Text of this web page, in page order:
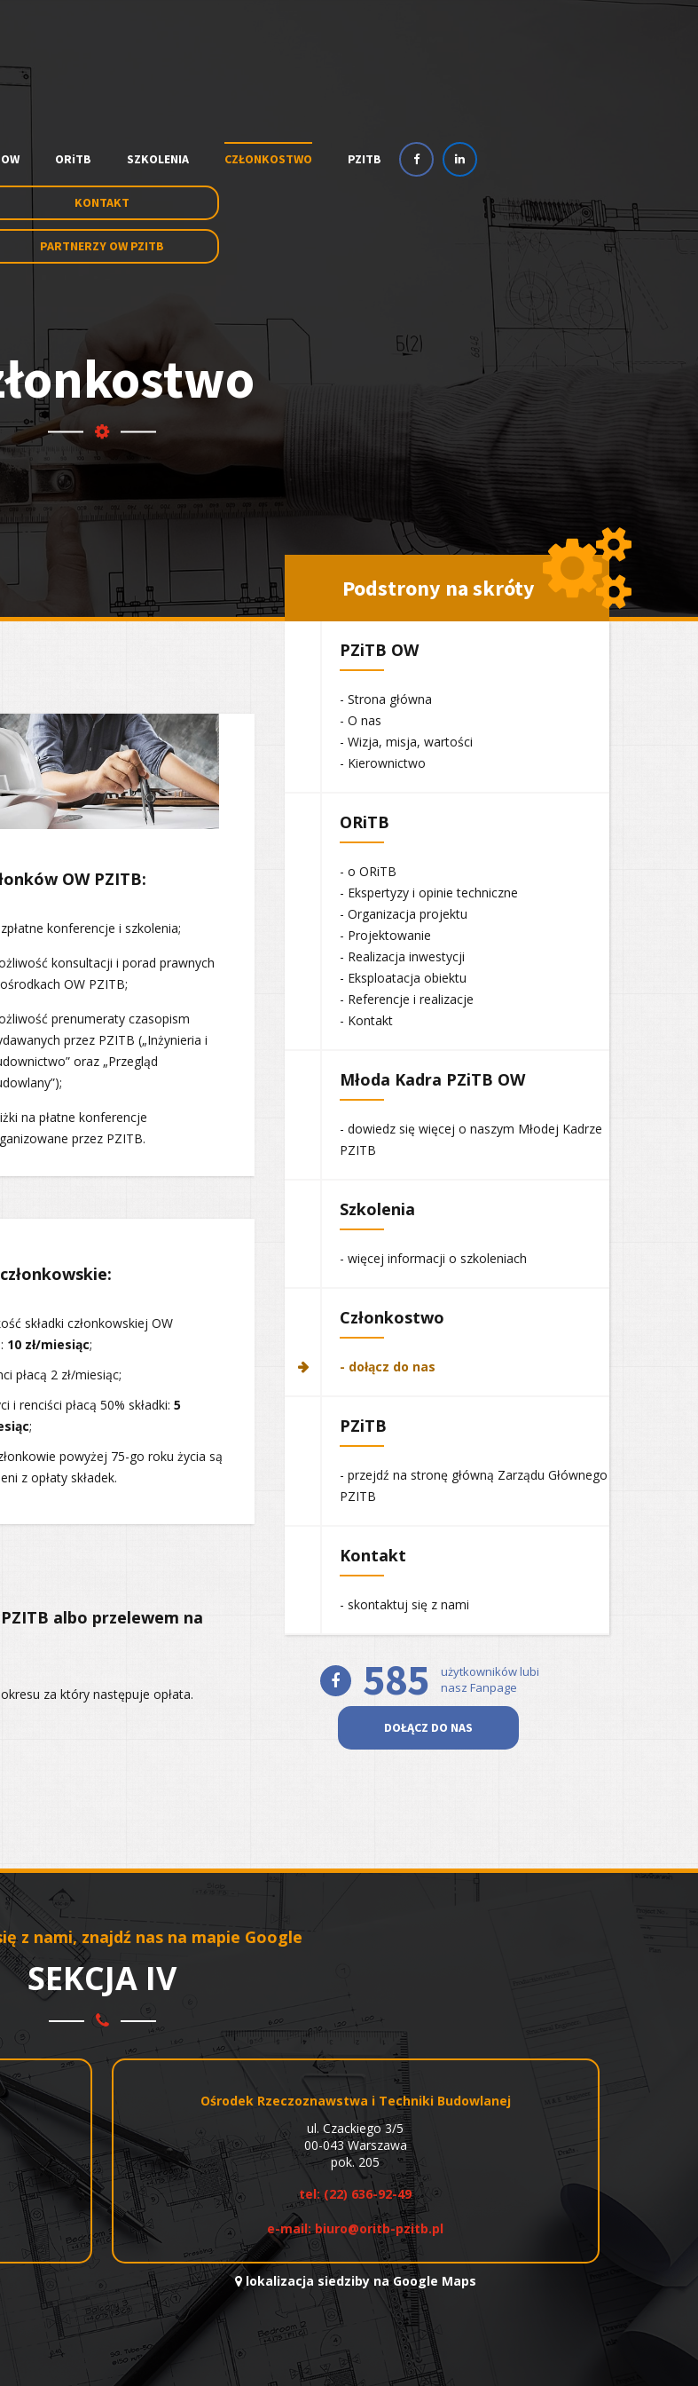
ORiTB SZKOLENIA CZŁONKOSTWO PZITB
KONTAKT
PARTNERZY OW PZITB
OW PZITB:
konferencje i szkolenia;
konsultacji i porad prawnych
OW PZITB;
prenumeraty czasopism
przez PZITB („Inżynieria i
oraz „Przegląd
na płatne konferencje
przez PZITB.
składki członkowskiej OW
10 zł/miesiąc;
płacą 2 zł/miesiąc;
i renciści płacą 50% składki: 5
;
powyżej 75-go roku życia są
z opłaty składek.
albo przelewem na
za który następuje opłata.
Podstrony na skróty
PZiTB OW
- Strona główna
- O nas
- Wizja, misja, wartości
- Kierownictwo
ORiTB
- o ORiTB
- Ekspertyzy i opinie techniczne
- Organizacja projektu
- Projektowanie
- Realizacja inwestycji
- Eksploatacja obiektu
- Referencje i realizacje
- Kontakt
Młoda Kadra PZiTB OW
- dowiedz się więcej o naszym Młodej Kadrze
PZITB
Szkolenia
- więcej informacji o szkoleniach
Członkostwo
- dołącz do nas
PZiTB
- przejdź na stronę główną Zarządu Głównego
PZITB
Kontakt
- skontaktuj się z nami
585
użytkowników lubi
nasz Fanpage
DOŁĄCZ DO NAS
z nami, znajdź nas na mapie Google
SEKCJA IV
Ośrodek Rzeczoznawstwa i Techniki Budowlanej
ul. Czackiego 3/5
00-043 Warszawa
pok. 205
tel:(22) 636-92-49
e-mail:biuro@oritb-pzitb.pl
lokalizacja siedziby na Google Maps